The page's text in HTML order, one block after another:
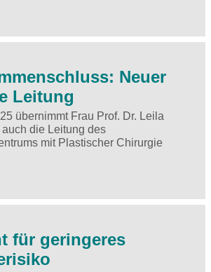
Neuer
Leitung
übernimmt Frau Prof. Dr. Leila
die Leitung des
mit Plastischer Chirurgie
für geringeres